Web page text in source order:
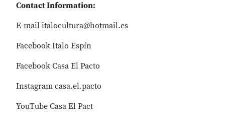
Contact Information:
E-mail italocultura@hotmail.es
Facebook Italo Espín
Facebook Casa El Pacto
Instagram casa.el.pacto
YouTube Casa El Pact